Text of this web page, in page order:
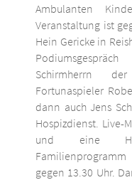
Ambulanten
Veranstaltung ist
Hein Gericke in
Schirmherrn
Fortunaspieler
dann auch Jens
Hospizdienst. Live-
und eine
gegen 13.30 Uhr.